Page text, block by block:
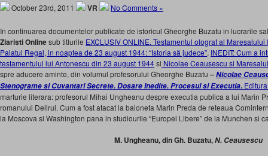
October 23rd, 2011 VR No Comments »
In continuarea documentelor publicate de istoricul Gheorghe Buzatu in lucrarile
Ziaristi Onlinesub titlurile EXCLUSIV ONLINE. Testamentul olograf al
Palatul Regal, in noaptea de 23 august 1944: “Istoria să judece”, INEDIT: Cum a
testamentului lui Antonescu din 23 august 1944si Nicolae Ceausescu si
spre aducere aminte, din volumul profesorului Gheorghe Buzatu –Nicolae
Stenograme si Cuvantari Secrete. Dosare Inedite. Procesul si Executia.
marturie literara: profesorul Mihai Ungheanu despre executia publica a lui Marin
romanului Delirul. Cum a fost atacat la baioneta Marin Preda de reteaua
la Moscova si Washington pana in studiourile “Europei Libere” de la Munchen si
M. Ungheanu, din Gh. Buzatu,N. Ceausescu